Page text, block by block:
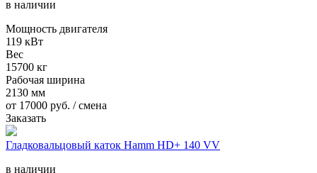
в наличии
Мощность двигателя
119 кВт
Вес
15700 кг
Рабочая ширина
2130 мм
от 17000 руб. / смена
Заказать
Гладковальцовый каток Hamm HD+ 140 VV
в наличии